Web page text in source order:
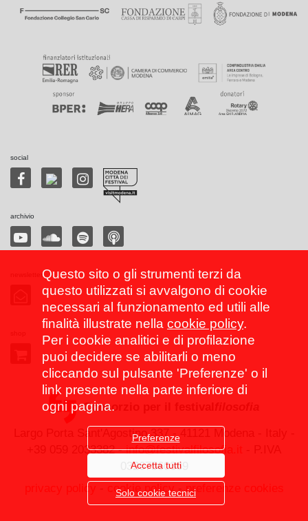
social
archivio
Consorzio per il festival
Largo Porta Sant'Agostino 337 - 41121 Modena - Italy -
+39 059 2033382 -info@festivalfilosofia.it
03267560369
privacy policy
cookie policy-preferenze cookies
Questo sito o gli strumenti terzi da
questo utilizzati si avvalgono di cookie
necessari al funzionamento ed utili alle
finalità illustrate nella cookie policy.
Per i cookie analitici e di profilazione
puoi decidere se abilitarli o meno
cliccando sul pulsante 'Preferenze' o il
link presente nella parte inferiore di
ogni pagina.
Preferenze
Accetta tutti
Solo cookie tecnici